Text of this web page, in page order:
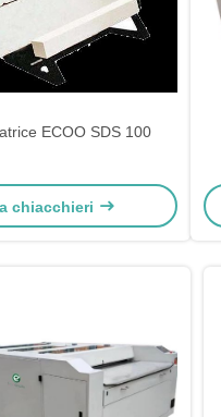
ECOO SDS 100
chiacchieri